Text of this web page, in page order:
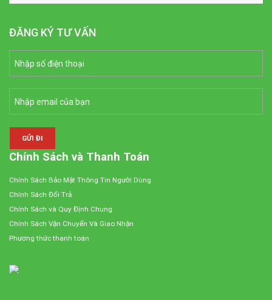
ĐĂNG KÝ TƯ VẤN
Chính Sách và Thanh Toán
Chính Sách Bảo Mật Thông Tin Người Dùng
Chính Sách Đổi Trả
Chính Sách và Quy Định Chung
Chính Sách Vận Chuyển Và Giao Nhận
Phương thức thanh toán